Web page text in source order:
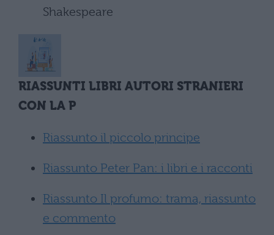
Shakespeare
RIASSUNTI LIBRI AUTORI STRANIERI
CON LA P
Riassunto il piccolo principe
Riassunto Peter Pan: i libri e i racconti
Riassunto Il profumo: trama, riassunto
e commento